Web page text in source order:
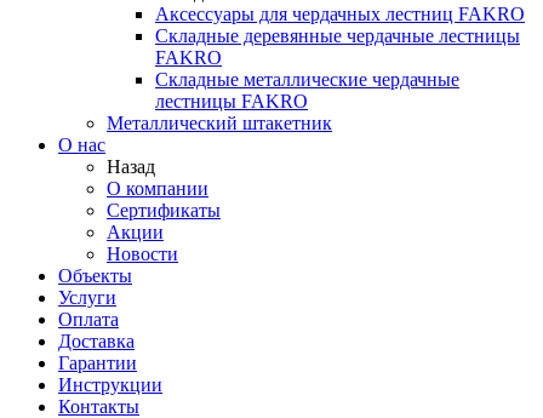
Аксессуары для чердачных лестниц FAKRO
Складные деревянные чердачные лестницы
FAKRO
Складные металлические чердачные
лестницы FAKRO
Металлический штакетник
О нас
Назад
О компании
Сертификаты
Акции
Новости
Объекты
Услуги
Оплата
Доставка
Гарантии
Инструкции
Контакты